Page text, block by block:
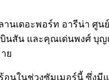
านเดอะพอร์ท อารีน่า ศู
สัน และคุณเด่นพงศ์ บุญ
ย
นในช่วงซัมเมอร์นี้ ซึ่ง